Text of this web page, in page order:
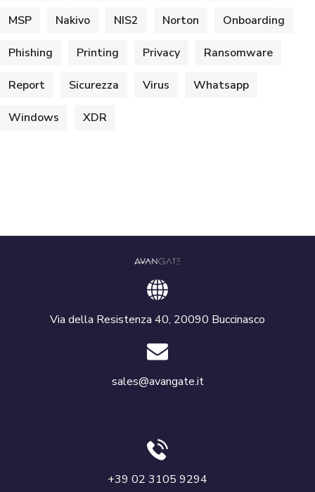
MSP Nakivo NIS2 Norton Onboarding
Phishing Printing Privacy Ransomware
Report Sicurezza Virus Whatsapp
Windows XDR
Via della Resistenza 40, 20090 Buccinasco
sales@avangate.it
+39 02 3105 9294